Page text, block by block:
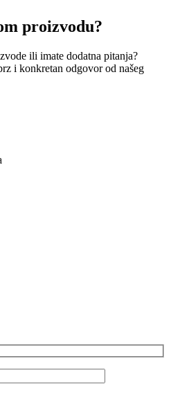
proizvodu?
ili imate dodatna pitanja?
i konkretan odgovor od našeg